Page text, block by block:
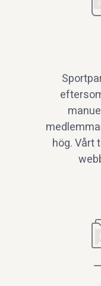
hög. Vårt